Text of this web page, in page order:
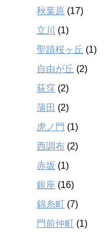
秋葉原 (17)
立川
(1)
聖蹟桜ヶ丘 (1)
自由が丘 (2)
荻窪 (2)
蒲田 (2)
虎ノ門 (1)
西調布 (2)
赤坂 (1)
銀座 (16)
錦糸町 (7)
門前仲町 (1)